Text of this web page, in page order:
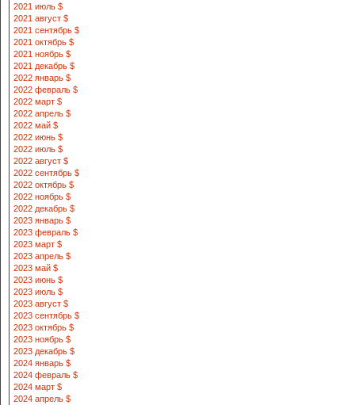
2021 июль $
2021 август $
2021 сентябрь $
2021 октябрь $
2021 ноябрь $
2021 декабрь $
2022 январь $
2022 февраль $
2022 март $
2022 апрель $
2022 май $
2022 июнь $
2022 июль $
2022 август $
2022 сентябрь $
2022 октябрь $
2022 ноябрь $
2022 декабрь $
2023 январь $
2023 февраль $
2023 март $
2023 апрель $
2023 май $
2023 июнь $
2023 июль $
2023 август $
2023 сентябрь $
2023 октябрь $
2023 ноябрь $
2023 декабрь $
2024 январь $
2024 февраль $
2024 март $
2024 апрель $